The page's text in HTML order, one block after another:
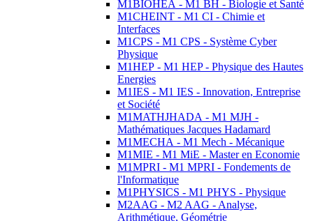
M1BIOHEA - M1 BH - Biologie et Santé
M1CHEINT - M1 CI - Chimie et
Interfaces
M1CPS - M1 CPS - Système Cyber
Physique
M1HEP - M1 HEP - Physique des Hautes
Energies
M1IES - M1 IES - Innovation, Entreprise
et Société
M1MATHJHADA - M1 MJH -
Mathématiques Jacques Hadamard
M1MECHA - M1 Mech - Mécanique
M1MIE - M1 MiE - Master en Economie
M1MPRI - M1 MPRI - Fondements de
l'Informatique
M1PHYSICS - M1 PHYS - Physique
M2AAG - M2 AAG - Analyse,
Arithmétique, Géométrie